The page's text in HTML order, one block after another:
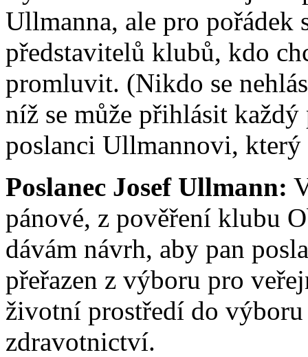
Ullmanna, ale pro pořádek
představitelů klubů, kdo
promluvit. (Nikdo se
níž se může přihlásit každý
poslanci Ullmannovi,
Poslanec Josef Ullmann:
pánové, z pověření klubu
dávám návrh, aby pan
přeřazen z výboru pro
životní prostředí do
zdravotnictví.